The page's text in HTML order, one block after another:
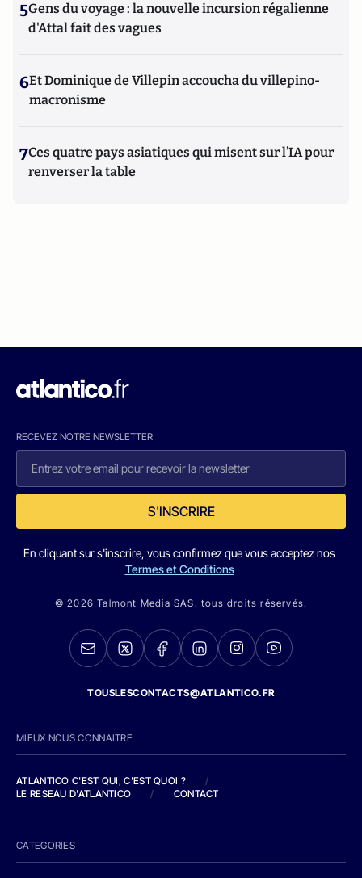
5Gens du voyage : la nouvelle incursion régalienne
d'Attal fait des vagues
6Et Dominique de Villepin accoucha du villepino-
macronisme
7Ces quatre pays asiatiques qui misent sur l’IA pour
renverser la table
RECEVEZ NOTRE NEWSLETTER
S'INSCRIRE
En cliquant sur s'inscrire, vous confirmez que vous acceptez nos
Termes et Conditions
© 2026 Talmont Media SAS. tous droits réservés.
TOUSLESCONTACTS@ATLANTICO.FR
MIEUX NOUS CONNAITRE
ATLANTICO C'EST QUI, C'EST QUOI ?
/
LE RESEAU D'ATLANTICO
/ CONTACT
CATEGORIES